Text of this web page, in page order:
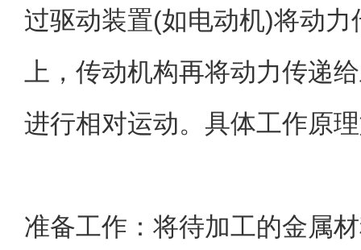
过驱动装置(如电动机)将动力
上，传动机构再将动力传递
进行相对运动。具体工作原
准备工作：将待加工的金属